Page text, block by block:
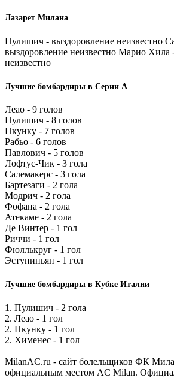
Лазарет Милана
Пулишич - выздоровление неизвестно
выздоровление неизвестно Марио Хила
неизвестно
Лучшие бомбардиры в Серии А
Леао - 9 голов
Пулишич - 8 голов
Нкунку - 7 голов
Рабьо - 6 голов
Павлович - 5 голов
Лофтус-Чик - 3 гола
Салемакерс - 3 гола
Бартезаги - 2 гола
Модрич - 2 гола
Фофана - 2 гола
Атекаме - 2 гола
Де Винтер - 1 гол
Риччи - 1 гол
Фюллькруг - 1 гол
Эступиньян - 1 гол
Лучшие бомбардиры в Кубке Италии
1. Пулишич - 2 гола
2. Леао - 1 гол
2. Нкунку - 1 гол
2. Хименес - 1 гол
MilanAC.ru - сайт болельщиков ФК
официальным местом AC Milan.